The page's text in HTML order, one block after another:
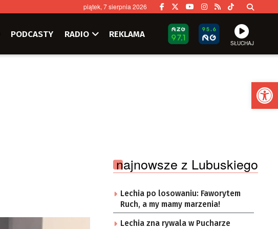
piątek, 7 sierpnia 2026
PODCASTY RADIO REKLAMA
SŁUCHAJ
najnowsze z Lubuskiego
Lechia po losowaniu: Faworytem
Ruch, a my mamy marzenia!
Lechia zna rywala w Pucharze